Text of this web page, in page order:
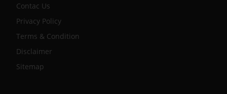
Contac Us
Privacy Policy
Terms & Condition
Disclaimer
Sitemap